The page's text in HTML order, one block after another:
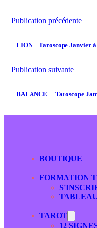
Publication précédente
LION – Taroscope Janvier
Publication suivante
BALANCE – Taroscope
BOUTIQUE
FORMATION
TAROT
12